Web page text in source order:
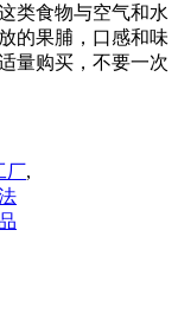
类食物与空气和水
的果脯，口感和味
量购买，不要一次
厂,